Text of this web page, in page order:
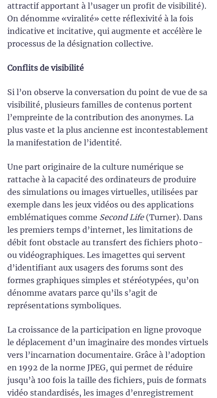
attractif apportant à l’usager un profit de visibilité).
On dénomme «viralité» cette réflexivité à la fois
indicative et incitative, qui augmente et accélère le
processus de la désignation collective.
Conflits de visibilité
Si l’on observe la conversation du point de vue de sa
visibilité, plusieurs familles de contenus portent
l’empreinte de la contribution des anonymes. La
plus vaste et la plus ancienne est incontestablement
la manifestation de l’identité.
Une part originaire de la culture numérique se
rattache à la capacité des ordinateurs de produire
des simulations ou images virtuelles, utilisées par
exemple dans les jeux vidéos ou des applications
emblématiques comme Second Life(Turner). Dans
les premiers temps d’internet, les limitations de
débit font obstacle au transfert des fichiers photo-
ou vidéographiques. Les imagettes qui servent
d’identifiant aux usagers des forums sont des
formes graphiques simples et stéréotypées, qu’on
dénomme avatars parce qu’ils s’agit de
représentations symboliques.
La croissance de la participation en ligne provoque
le déplacement d’un imaginaire des mondes virtuels
vers l’incarnation documentaire. Grâce à l’adoption
en 1992 de la norme JPEG, qui permet de réduire
jusqu’à 100 fois la taille des fichiers, puis de formats
vidéo standardisés, les images d’enregistrement